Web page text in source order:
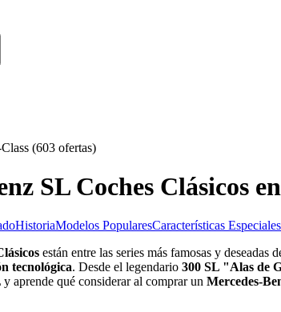
(603 ofertas)
SL Coches Clásicos
HistoriaModelos PopularesCaracterísticas Especiales
están entre las series más famosas y
tecnológica. Desde el legendario 300 SL "Alas de
aprende qué considerar al comprar un Mercedes-